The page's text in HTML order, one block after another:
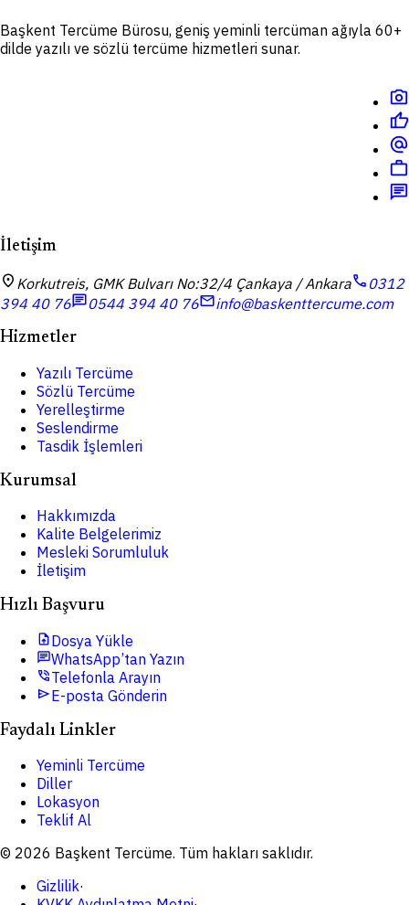
Başkent Tercüme Bürosu, geniş yeminli tercüman ağıyla 60+
dilde yazılı ve sözlü tercüme hizmetleri sunar.
photo_camera
thumb_up
alternate_email
work
chat
İletişim
location_on Korkutreis, GMK Bulvarı No:32/4 Çankaya / Ankaracall 0312
394 40 76chat0544 394 40 76mailinfo@baskenttercume.com
Hizmetler
Yazılı Tercüme
Sözlü Tercüme
Yerelleştirme
Seslendirme
Tasdik İşlemleri
Kurumsal
Hakkımızda
Kalite Belgelerimiz
Mesleki Sorumluluk
İletişim
Hızlı Başvuru
upload_fileDosya Yükle
chatWhatsApp’tan Yazın
phone_in_talkTelefonla Arayın
sendE-posta Gönderin
Faydalı Linkler
Yeminli Tercüme
Diller
Lokasyon
Teklif Al
© 2026 Başkent Tercüme. Tüm hakları saklıdır.
Gizlilik·